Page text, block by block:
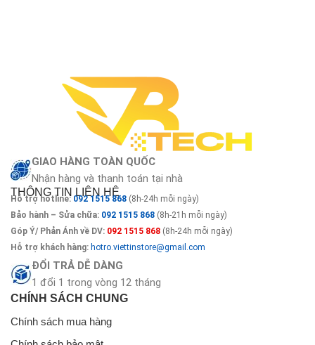
GIAO HÀNG TOÀN QUỐC
Nhận hàng và thanh toán tại nhà
THÔNG TIN LIÊN HỆ
Hỗ trợ hotline: 092 1515 868 (8h-24h mỗi ngày)
Bảo hành – Sửa chữa: 092 1515 868 (8h-21h mỗi ngày)
Góp Ý/ Phản Ánh về DV: 092 1515 868 (8h-24h mỗi ngày)
Hỗ trợ khách hàng: hotro.viettinstore@gmail.com
ĐỔI TRẢ DỄ DÀNG
1 đổi 1 trong vòng 12 tháng
CHÍNH SÁCH CHUNG
Chính sách mua hàng